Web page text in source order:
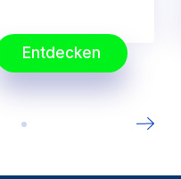
Entdecken